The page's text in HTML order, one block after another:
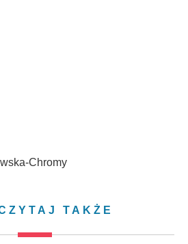
Chromy
TAKŻE